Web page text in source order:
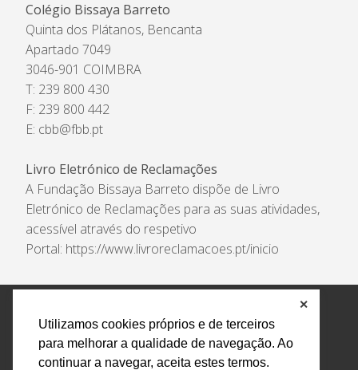
Utilizamos cookies próprios e de terceiros
para melhorar a qualidade de navegação. Ao
continuar a navegar, aceita estes termos.
✕
Colégio Bissaya Barreto
Quinta dos Plátanos, Bencanta
Apartado 7049
3046-901 COIMBRA
T: 239 800 430
F: 239 800 442
E: cbb@fbb.pt
Livro Eletrónico de Reclamações
A Fundação Bissaya Barreto dispõe de Livro
Eletrónico de Reclamações para as suas atividades,
acessível através do respetivo
Portal: https://www.livroreclamacoes.pt/inicio
Política de Privacidade e Tratamento de Dados
Encarregado de Proteção de Dados
Livro Eletrónico
de Reclamações
Canal de Denúncias